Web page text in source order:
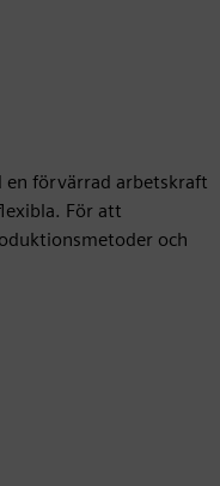
en förvärrad arbetskraft
För att
och